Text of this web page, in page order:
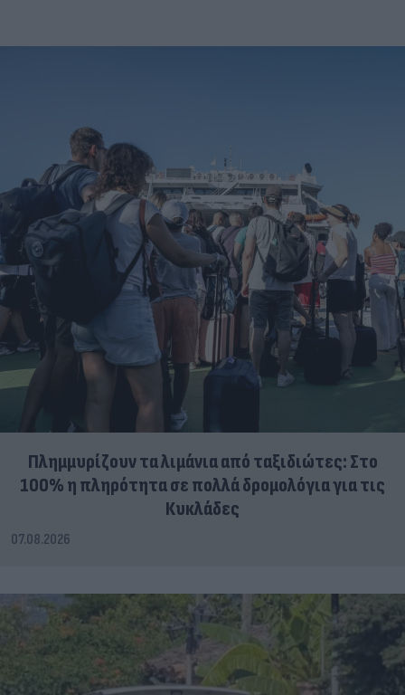
Πλημμυρίζουν τα λιμάνια από ταξιδιώτες: Στο
100% η πληρότητα σε πολλά δρομολόγια για τις
Κυκλάδες
07.08.2026